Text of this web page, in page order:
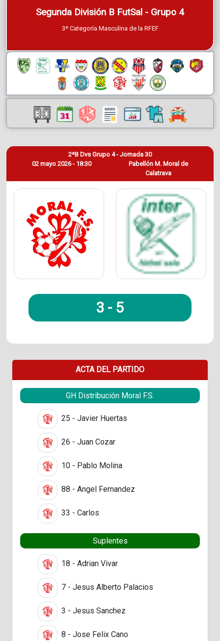
Segunda División B FutSal - Grupo 4
3ª Categoría Masculina de la RFEF
02 mayo 2026 - 18:30
2ªB Dvs Grupo 4 - Jornada 30
Pabellón M. Moral de
Calatrava
3 - 5
ACTA DEL PARTIDO
GH Distribución Moral F.S.
25 - Javier Huertas
26 - Juan Cozar
10 - Pablo Molina
88 - Angel Fernandez
33 - Carlos
Suplentes
18 - Adrian Vivar
7 - Jesus Alberto Palacios
3 - Jesus Sanchez
8 - Jose Felix Cano